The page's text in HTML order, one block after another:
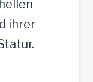
ihrer